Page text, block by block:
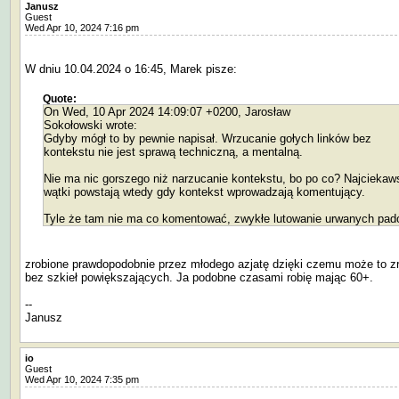
Janusz
Guest
Wed Apr 10, 2024 7:16 pm
W dniu 10.04.2024 o 16:45, Marek pisze:
Quote:
On Wed, 10 Apr 2024 14:09:07 +0200, Jarosław
Sokołowski wrote:
Gdyby mógł to by pewnie napisał. Wrzucanie gołych linków bez
kontekstu nie jest sprawą techniczną, a mentalną.
Nie ma nic gorszego niż narzucanie kontekstu, bo po co?
wątki powstają wtedy gdy kontekst wprowadzają komentujący.
Tyle że tam nie ma co komentować, zwykłe lutowanie urwanych
zrobione prawdopodobnie przez młodego azjatę dzięki czemu może to
bez szkieł powiększających. Ja podobne czasami robię mając 60+.
--
Janusz
io
Guest
Wed Apr 10, 2024 7:35 pm